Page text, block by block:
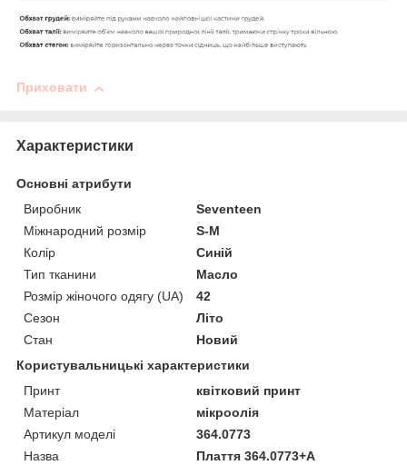
Приховати
Характеристики
Основні атрибути
Виробник
Seventeen
Міжнародний розмір
S-M
Колір
Синій
Тип тканини
Масло
Розмір жіночого одягу (UA)
42
Сезон
Літо
Стан
Новий
Користувальницькі характеристики
Принт
квітковий принт
Матеріал
мікроолія
Артикул моделі
364.0773
Назва
Плаття 364.0773+А